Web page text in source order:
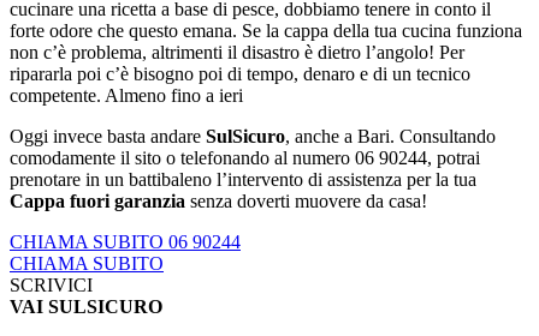
cucinare una ricetta a base di pesce, dobbiamo tenere in conto il
forte odore che questo emana. Se la cappa della tua cucina funziona
non c’è problema, altrimenti il disastro è dietro l’angolo! Per
ripararla poi c’è bisogno poi di tempo, denaro e di un tecnico
competente. Almeno fino a ieri
Oggi invece basta andare SulSicuro, anche a Bari. Consultando
comodamente il sito o telefonando al numero 06 90244, potrai
prenotare in un battibaleno l’intervento di assistenza per la tua
Cappa fuori garanzia senza doverti muovere da casa!
CHIAMA SUBITO 06 90244
CHIAMA SUBITO
SCRIVICI
VAI SULSICURO